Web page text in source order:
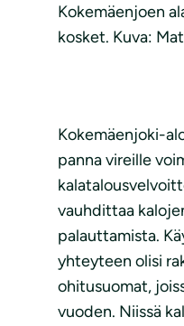
Kokemäenjoen
kosket. Kuva:
Kokemäenjoki-
panna vireille
vauhdittaa
palauttamista.
yhteyteen olisi
ohitusuomat,
vuoden. Niissä